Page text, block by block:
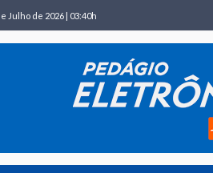
Julho de 2026 | 03:40h